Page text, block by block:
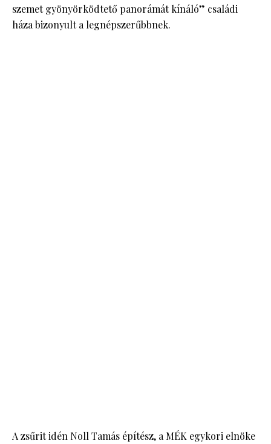
szemet gyönyörködtető panorámát kínáló” családi
háza bizonyult a legnépszerűbbnek.
A zsűrit idén Noll Tamás építész, a MÉK egykori elnöke